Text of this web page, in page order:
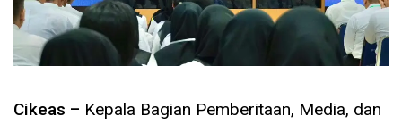
Cikeas – Kepala Bagian Pemberitaan, Media, dan